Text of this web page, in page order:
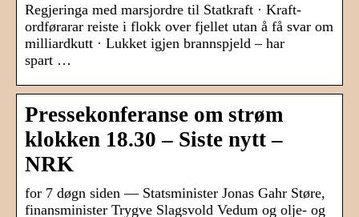
Regjeringa med marsjordre til Statkraft · Kraft-
ordførarar reiste i flokk over fjellet utan å få svar om
milliardkutt · Lukket igjen brannspjeld – har
spart …
Pressekonferanse om strøm
klokken 18.30 – Siste nytt –
NRK
for 7 døgn siden — Statsminister Jonas Gahr Støre,
finansminister Trygve Slagsvold Vedum og olje- og